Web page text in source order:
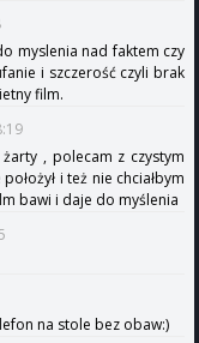
myslenia nad faktem czy
i szczerość czyli brak
film.
żarty , polecam z czystym
i też nie chciałbym
bawi i daje do myślenia
na stole bez obaw:)